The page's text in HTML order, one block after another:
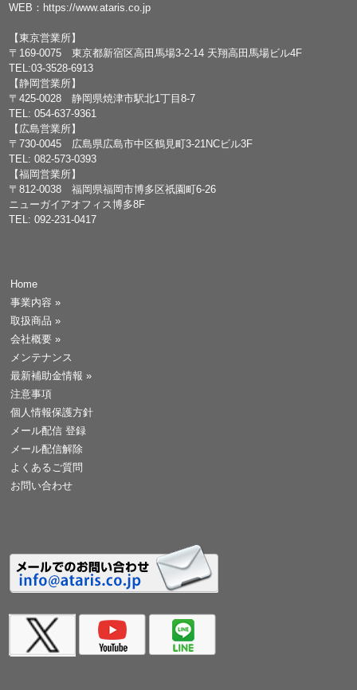
WEB： https://www.ataris.co.jp
【東京営業所】
〒169-0075 東京都新宿区高田馬場3-2-14 天翔高田馬場ビル4F
TEL:03-3528-6913
【静岡営業所】
〒425-0028 静岡県焼津市駅北1丁目8-7
TEL: 054-637-9361
【広島営業所】
〒730-0045 広島県広島市中区鶴見町3-21NCビル3F
TEL: 082-573-0393
【福岡営業所】
〒812-0038 福岡県福岡市博多区祇園町6-26
ニューガイアオフィス博多8F
TEL: 092-231-0417
Home
事業内容 »
取扱商品 »
会社概要 »
メンテナンス
最新補助金情報 »
注意事項
個人情報保護方針
メール配信 登録
メール配信解除
よくあるご質問
お問い合わせ